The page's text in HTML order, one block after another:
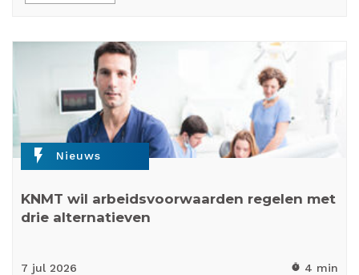
flash_on Nieuws
KNMT wil arbeidsvoorwaarden regelen met
drie alternatieven
7 jul 2026 timer 4 min